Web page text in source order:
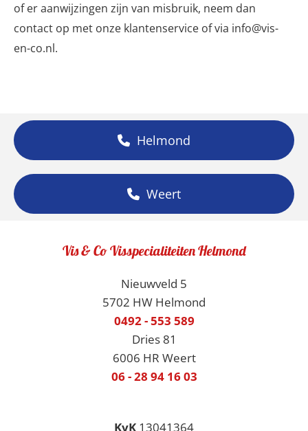
of er aanwijzingen zijn van misbruik, neem dan
contact op met onze klantenservice of via info@vis-
en-co.nl.
Helmond
Weert
Vis & Co Visspecialiteiten Helmond
Nieuwveld 5
5702 HW Helmond
0492 - 553 589
Dries 81
6006 HR Weert
06 - 28 94 16 03
KvK 13041364